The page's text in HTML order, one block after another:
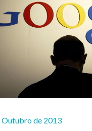
Outubro de 2013